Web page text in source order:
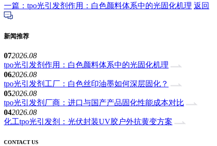
一篇：tpo光引发剂作用：白色颜料体系中的光固化机理 返回
新闻推荐
072026.08
tpo光引发剂作用：白色颜料体系中的光固化机理
062026.08
tpo光引发剂工厂：白色丝印油墨如何深层固化？
052026.08
tpo光引发剂厂商：进口与国产产品固化性能成本对比
042026.08
化工tpo光引发剂：光伏封装UV胶户外抗黄变方案
CONTACT US